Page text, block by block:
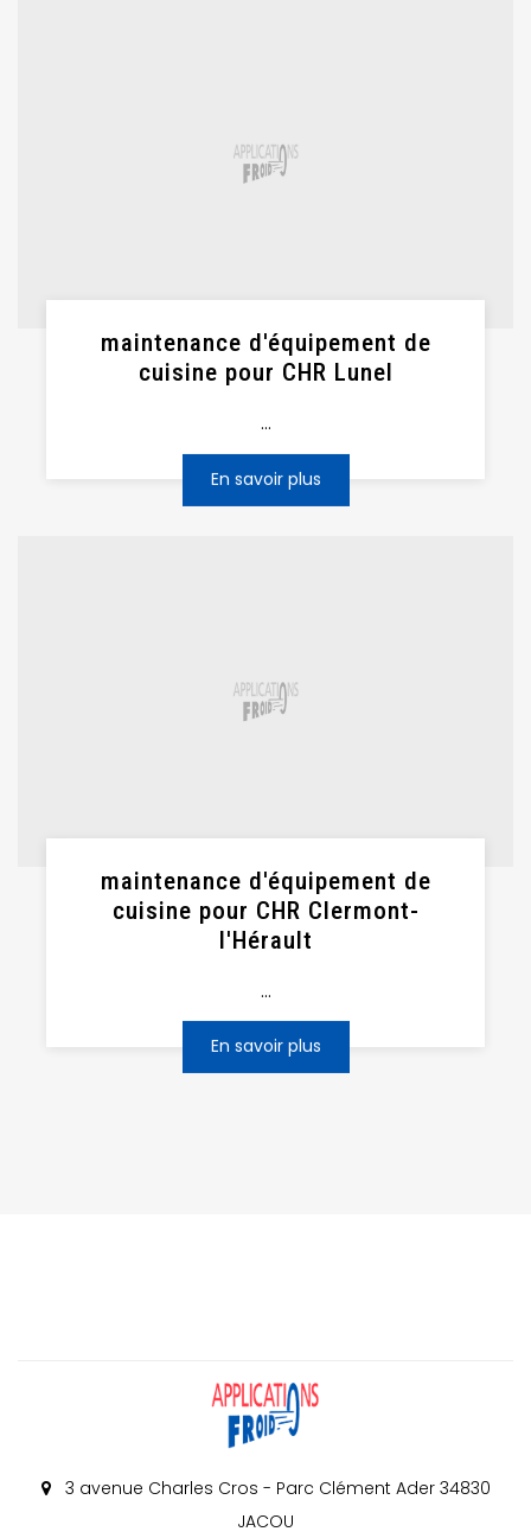
maintenance d'équipement de
cuisine pour CHR Lunel
...
En savoir plus
maintenance d'équipement de
cuisine pour CHR Clermont-
l'Hérault
...
En savoir plus
3 avenue Charles Cros - Parc Clément Ader 34830
JACOU